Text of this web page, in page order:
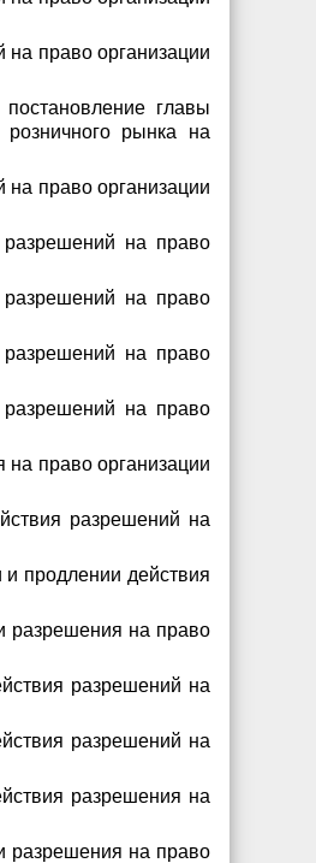
право организации
главы
рынка на
право организации
на право
на право
на право
на право
право организации
разрешений на
продлении действия
разрешения на право
разрешений на
разрешений на
разрешения на
разрешения на право